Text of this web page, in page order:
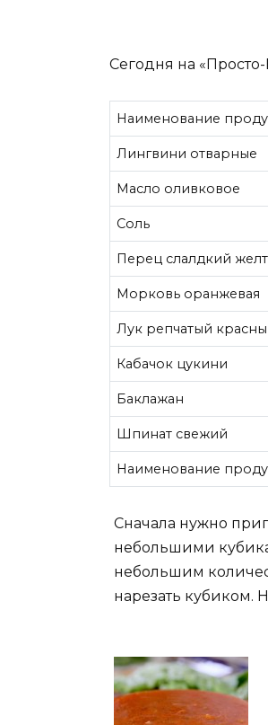
Сегодня на
Наименование
Лингвини отварные
Масло оливковое
Соль
Перец слалдкий
Морковь оранжевая
Лук репчатый
Кабачок цукини
Баклажан
Шпинат свежий
Наименование
Сначала нужно
небольшими
небольшим
нарезать кубиком.